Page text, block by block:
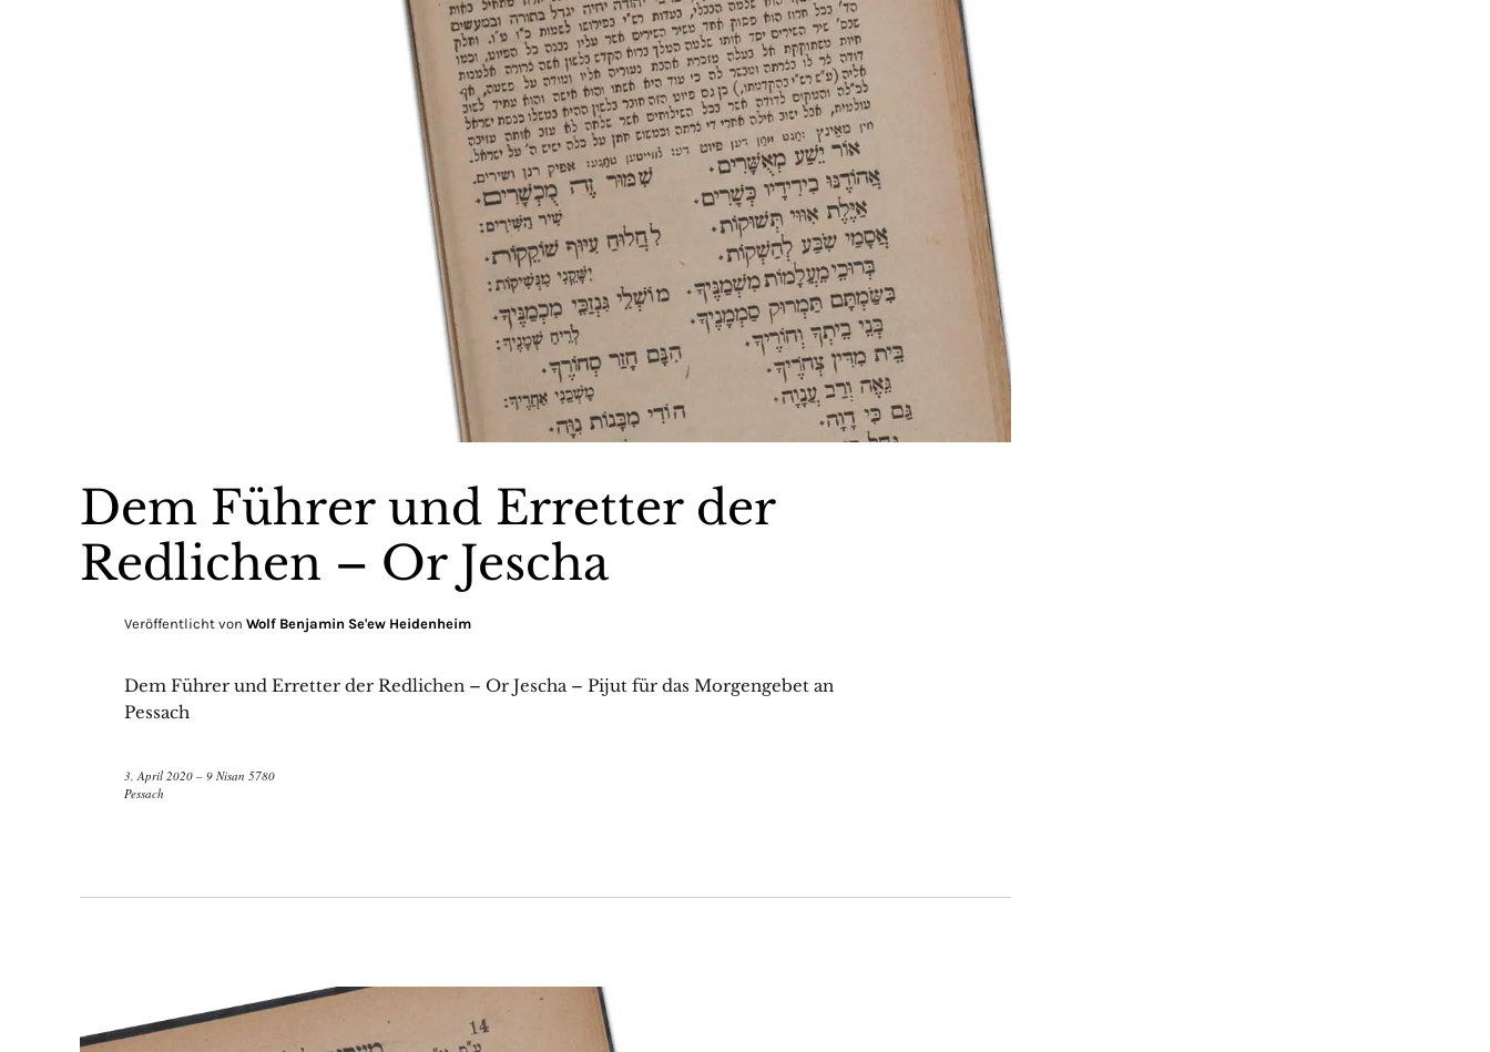
Dem Führer und Erretter der
Redlichen – Or Jescha
Veröffentlicht von Wolf Benjamin Se'ew Heidenheim
Dem Führer und Erretter der Redlichen – Or Jescha – Pijut für das Morgengebet an
Pessach
3. April 2020 – 9 Nisan 5780
Pessach